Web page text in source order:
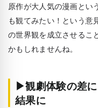
原作が大人気の漫画とい
も観てみたい！という意
の世界観を成立させるこ
かもしれませんね。
▶観劇体験の差
結果に